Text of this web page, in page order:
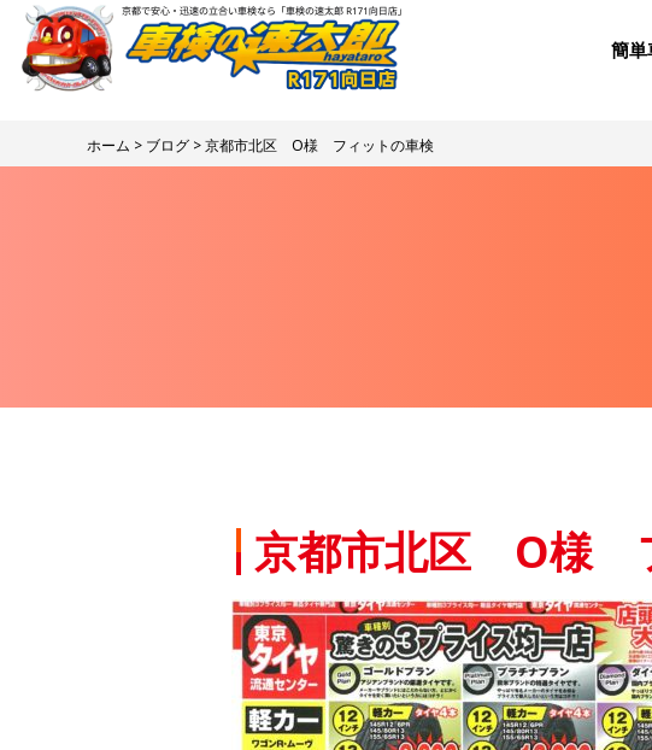
簡単
ホーム > ブログ > 京都市北区 O様 フィットの車検
京都市北区 O様